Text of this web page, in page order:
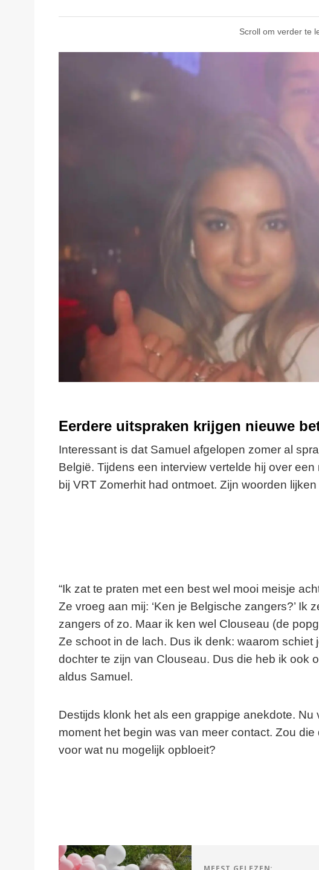
Scroll om verder te
Eerdere uitspraken krijgen nieuwe
Interessant is dat Samuel afgelopen zomer al
België. Tijdens een interview vertelde hij over een
bij VRT Zomerhit had ontmoet. Zijn woorden
“Ik zat te praten met een best wel mooi meisje
Ze vroeg aan mij: ‘Ken je Belgische zangers?’ Ik
zangers of zo. Maar ik ken wel Clouseau (de
Ze schoot in de lach. Dus ik denk: waarom
dochter te zijn van Clouseau. Dus die heb ik ook
aldus Samuel.
Destijds klonk het als een grappige anekdote.
moment het begin was van meer contact. Zou
voor wat nu mogelijk opbloeit?